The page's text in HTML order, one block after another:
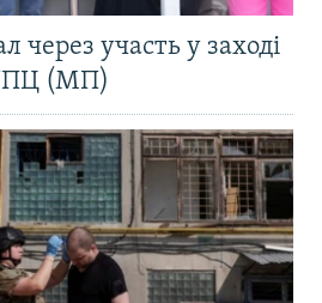
через участь у заході
(МП)